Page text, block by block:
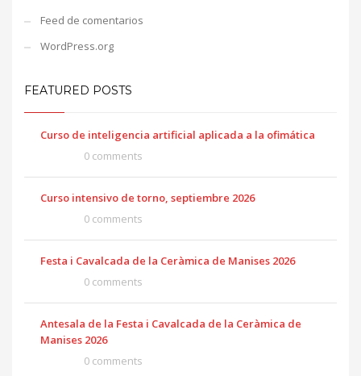
Feed de comentarios
WordPress.org
FEATURED POSTS
Curso de inteligencia artificial aplicada a la ofimática
0 comments
Curso intensivo de torno, septiembre 2026
0 comments
Festa i Cavalcada de la Ceràmica de Manises 2026
0 comments
Antesala de la Festa i Cavalcada de la Ceràmica de
Manises 2026
0 comments